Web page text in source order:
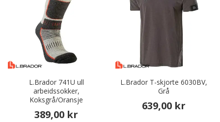
L.Brador 741U ull
arbeidssokker,
Koksgrå/Oransje
389,00 kr
L.Brador T-skjorte 6030BV,
Grå
639,00 kr